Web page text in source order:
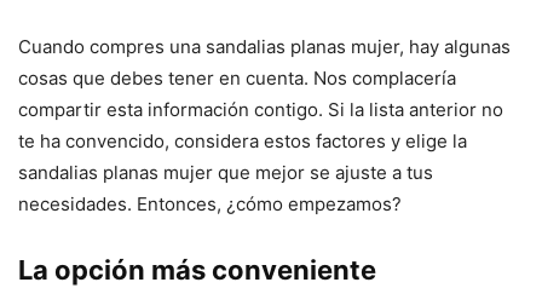
Cuando compres una sandalias planas mujer, hay algunas
cosas que debes tener en cuenta. Nos complacería
compartir esta información contigo. Si la lista anterior no
te ha convencido, considera estos factores y elige la
sandalias planas mujer que mejor se ajuste a tus
necesidades. Entonces, ¿cómo empezamos?
La opción más conveniente